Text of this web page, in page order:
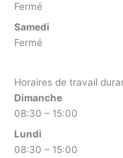
Fermé
Samedi
Fermé
Horaires de travail
Dimanche
08:30 – 15:00
Lundi
08:30 – 15:00